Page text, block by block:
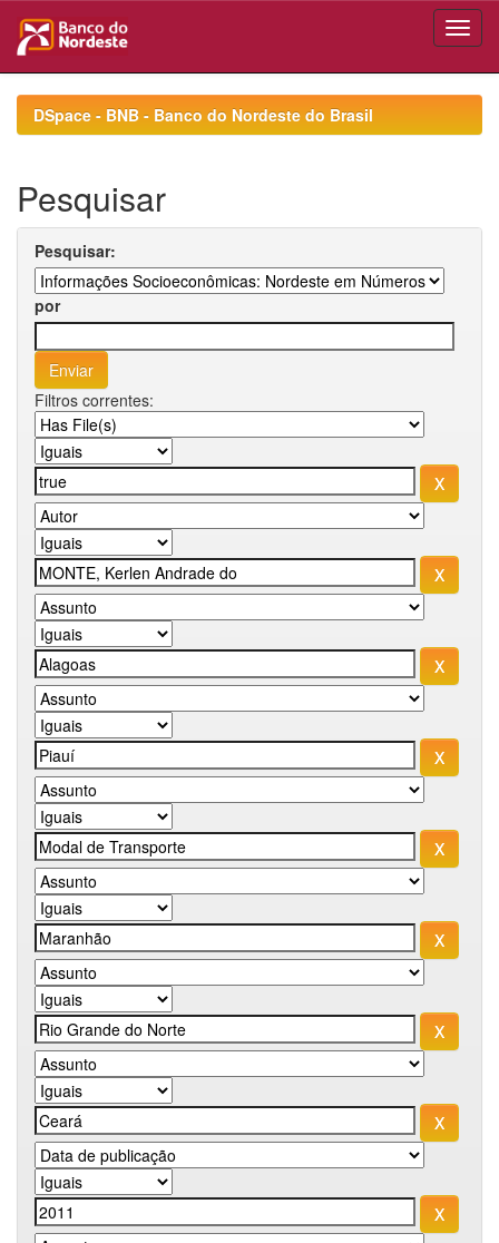
navigationDSpace - BNB - Banco do Nordeste do Brasil
Pesquisar
Pesquisar:
por
Filtros correntes: